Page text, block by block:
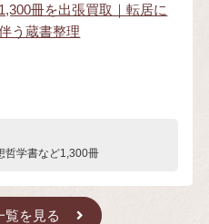
1,300冊を出張買取｜転居に
う蔵書整理
哲学書など1,300冊
覧を見る